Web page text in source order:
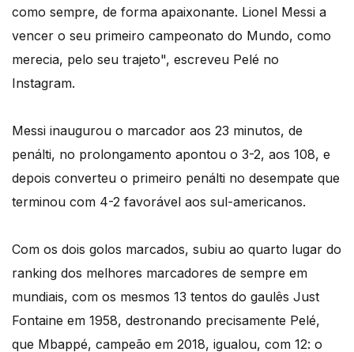
como sempre, de forma apaixonante. Lionel Messi a
vencer o seu primeiro campeonato do Mundo, como
merecia, pelo seu trajeto", escreveu Pelé no
Instagram.
Messi inaugurou o marcador aos 23 minutos, de
penálti, no prolongamento apontou o 3-2, aos 108, e
depois converteu o primeiro penálti no desempate que
terminou com 4-2 favorável aos sul-americanos.
Com os dois golos marcados, subiu ao quarto lugar do
ranking dos melhores marcadores de sempre em
mundiais, com os mesmos 13 tentos do gaulês Just
Fontaine em 1958, destronando precisamente Pelé,
que Mbappé, campeão em 2018, igualou, com 12: o